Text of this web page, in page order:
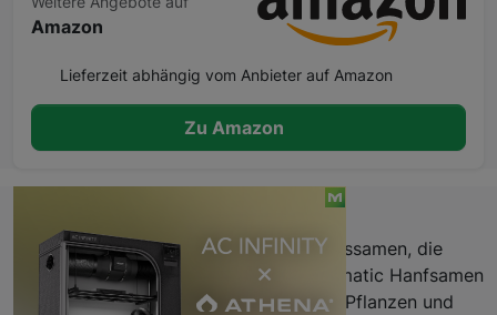
Amazon
Lieferzeit abhängig vom Anbieter auf Amazon
Zu Amazon
Du willst einfach anzubauende Cannabissamen, die
zuverlässig durchstarten? Kandiz Automatic Hanfsamen
liefert autoflowering-Power, kompakte Pflanzen und